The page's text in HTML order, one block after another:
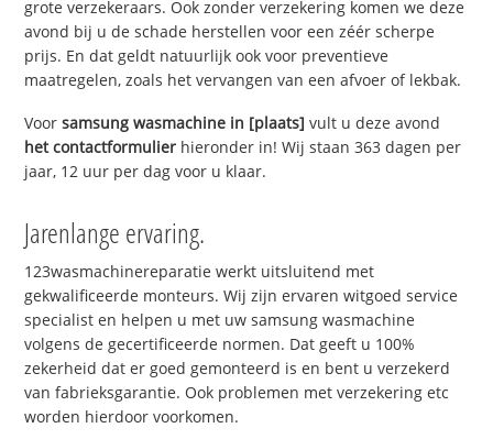
grote verzekeraars. Ook zonder verzekering komen we deze
avond bij u de schade herstellen voor een zéér scherpe
prijs. En dat geldt natuurlijk ook voor preventieve
maatregelen, zoals het vervangen van een afvoer of lekbak.
Voorsamsung wasmachine in [plaats] vult u deze avond
het contactformulier hieronder in! Wij staan 363 dagen per
jaar, 12 uur per dag voor u klaar.
Jarenlange ervaring.
123wasmachinereparatie werkt uitsluitend met
gekwalificeerde monteurs. Wij zijn ervaren witgoed service
specialist en helpen u met uw samsung wasmachine
volgens de gecertificeerde normen. Dat geeft u 100%
zekerheid dat er goed gemonteerd is en bent u verzekerd
van fabrieksgarantie. Ook problemen met verzekering etc
worden hierdoor voorkomen.